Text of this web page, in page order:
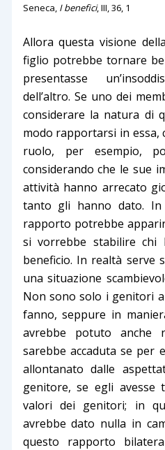
Seneca, I benefici, III, 36, 1
Allora questa visione
figlio potrebbe tornare
presentasse
dell’altro. Se uno dei
considerare la natura di
modo rapportarsi in
ruolo, per esempio,
considerando che le sue
attività hanno arrecato
tanto gli hanno dato.
rapporto potrebbe
si vorrebbe stabilire chi
beneficio. In realtà serve
una situazione
Non sono solo i genitori
fanno, seppure in
avrebbe potuto anche
sarebbe accaduta se per
allontanato dalle
genitore, se egli avesse
valori dei genitori; in
avrebbe dato nulla in
questo rapporto